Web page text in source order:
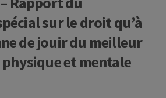
sur le droit qu’à
de jouir du meilleur
et mentale